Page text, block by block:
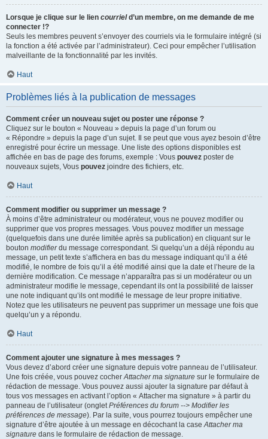
Lorsque je clique sur le lien courrield’un membre, on me demande de me
connecter !?
Seuls les membres peuvent s’envoyer des courriels via le formulaire intégré (si
la fonction a été activée par l’administrateur). Ceci pour empêcher l’utilisation
malveillante de la fonctionnalité par les invités.
Haut
Problèmes liés à la publication de messages
Comment créer un nouveau sujet ou poster une réponse ?
Cliquez sur le bouton « Nouveau » depuis la page d’un forum ou
« Répondre » depuis la page d’un sujet. Il se peut que vous ayez besoin d’être
enregistré pour écrire un message. Une liste des options disponibles est
affichée en bas de page des forums, exemple : Vous pouvez poster de
nouveaux sujets, Vous pouvez joindre des fichiers, etc.
Haut
Comment modifier ou supprimer un message ?
À moins d’être administrateur ou modérateur, vous ne pouvez modifier ou
supprimer que vos propres messages. Vous pouvez modifier un message
(quelquefois dans une durée limitée après sa publication) en cliquant sur le
bouton modifierdu message correspondant. Si quelqu’un a déjà répondu au
message, un petit texte s’affichera en bas du message indiquant qu’il a été
modifié, le nombre de fois qu’il a été modifié ainsi que la date et l’heure de la
dernière modification. Ce message n’apparaîtra pas si un modérateur ou un
administrateur modifie le message, cependant ils ont la possibilité de laisser
une note indiquant qu’ils ont modifié le message de leur propre initiative.
Notez que les utilisateurs ne peuvent pas supprimer un message une fois que
quelqu’un y a répondu.
Haut
Comment ajouter une signature à mes messages ?
Vous devez d’abord créer une signature depuis votre panneau de l’utilisateur.
Une fois créée, vous pouvez cocherAttacher ma signature sur le formulaire de
rédaction de message. Vous pouvez aussi ajouter la signature par défaut à
tous vos messages en activant l’option « Attacher ma signature » à partir du
panneau de l’utilisateur (ongletPréférences du forum --> Modifier les
préférences de message). Par la suite, vous pourrez toujours empêcher une
signature d’être ajoutée à un message en décochant la caseAttacher ma
signature dans le formulaire de rédaction de message.